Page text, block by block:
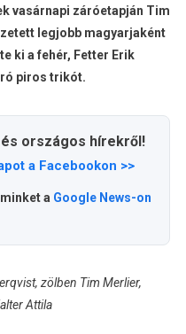
vasárnapi záróetapján Tim
legjobb magyarjaként
ki a fehér, Fetter Erik
piros trikót.
országos hírekről!
a Facebookon >>
a Google News-on
zölben Tim Merlier,
Attila